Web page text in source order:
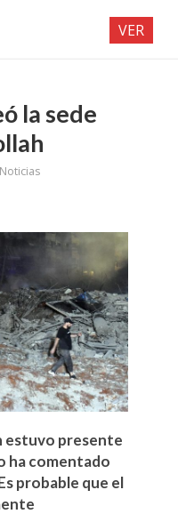
la sede
estuvo presente
ha comentado
probable que el
VER